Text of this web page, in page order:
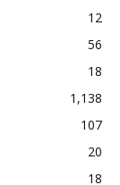
12
56
18
1,138
107
20
18